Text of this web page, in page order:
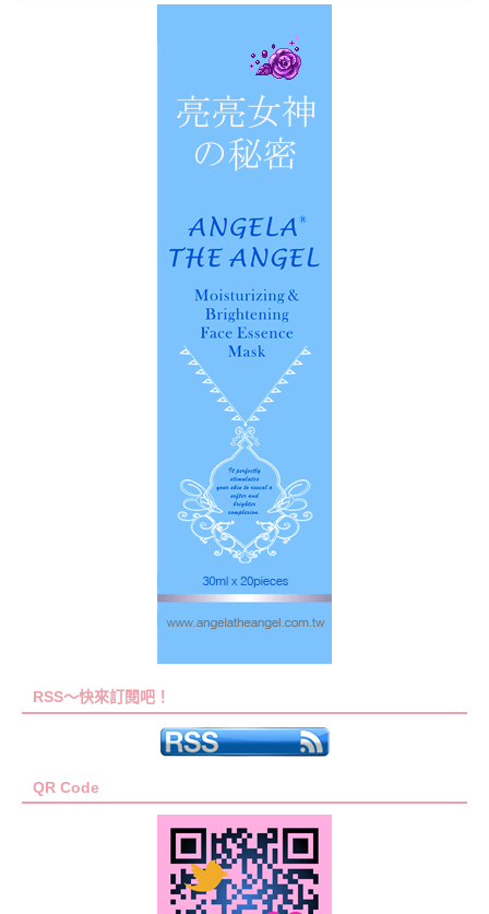
RSS～快來訂閱吧！
QR Code